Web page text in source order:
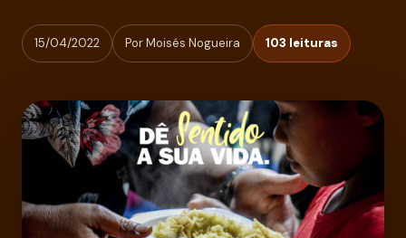
15/04/2022 Por Moisés Nogueira 103 leituras